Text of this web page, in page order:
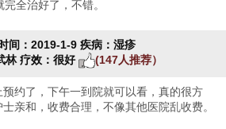
全治好了，不错。
间：2019-1-9 疾病：湿疹
林 疗效：很好 (147人推荐）
约了，下午一到院就可以看，真的很方
亲和，收费合理，不像其他医院乱收费。